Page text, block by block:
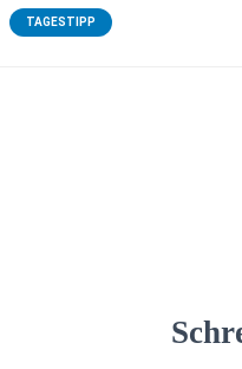
TAGESTIPP